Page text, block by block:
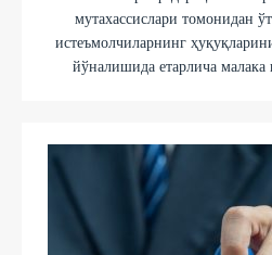
мутахассислари томонидан
истеъмолчиларнинг
йўналишида етарлича малака